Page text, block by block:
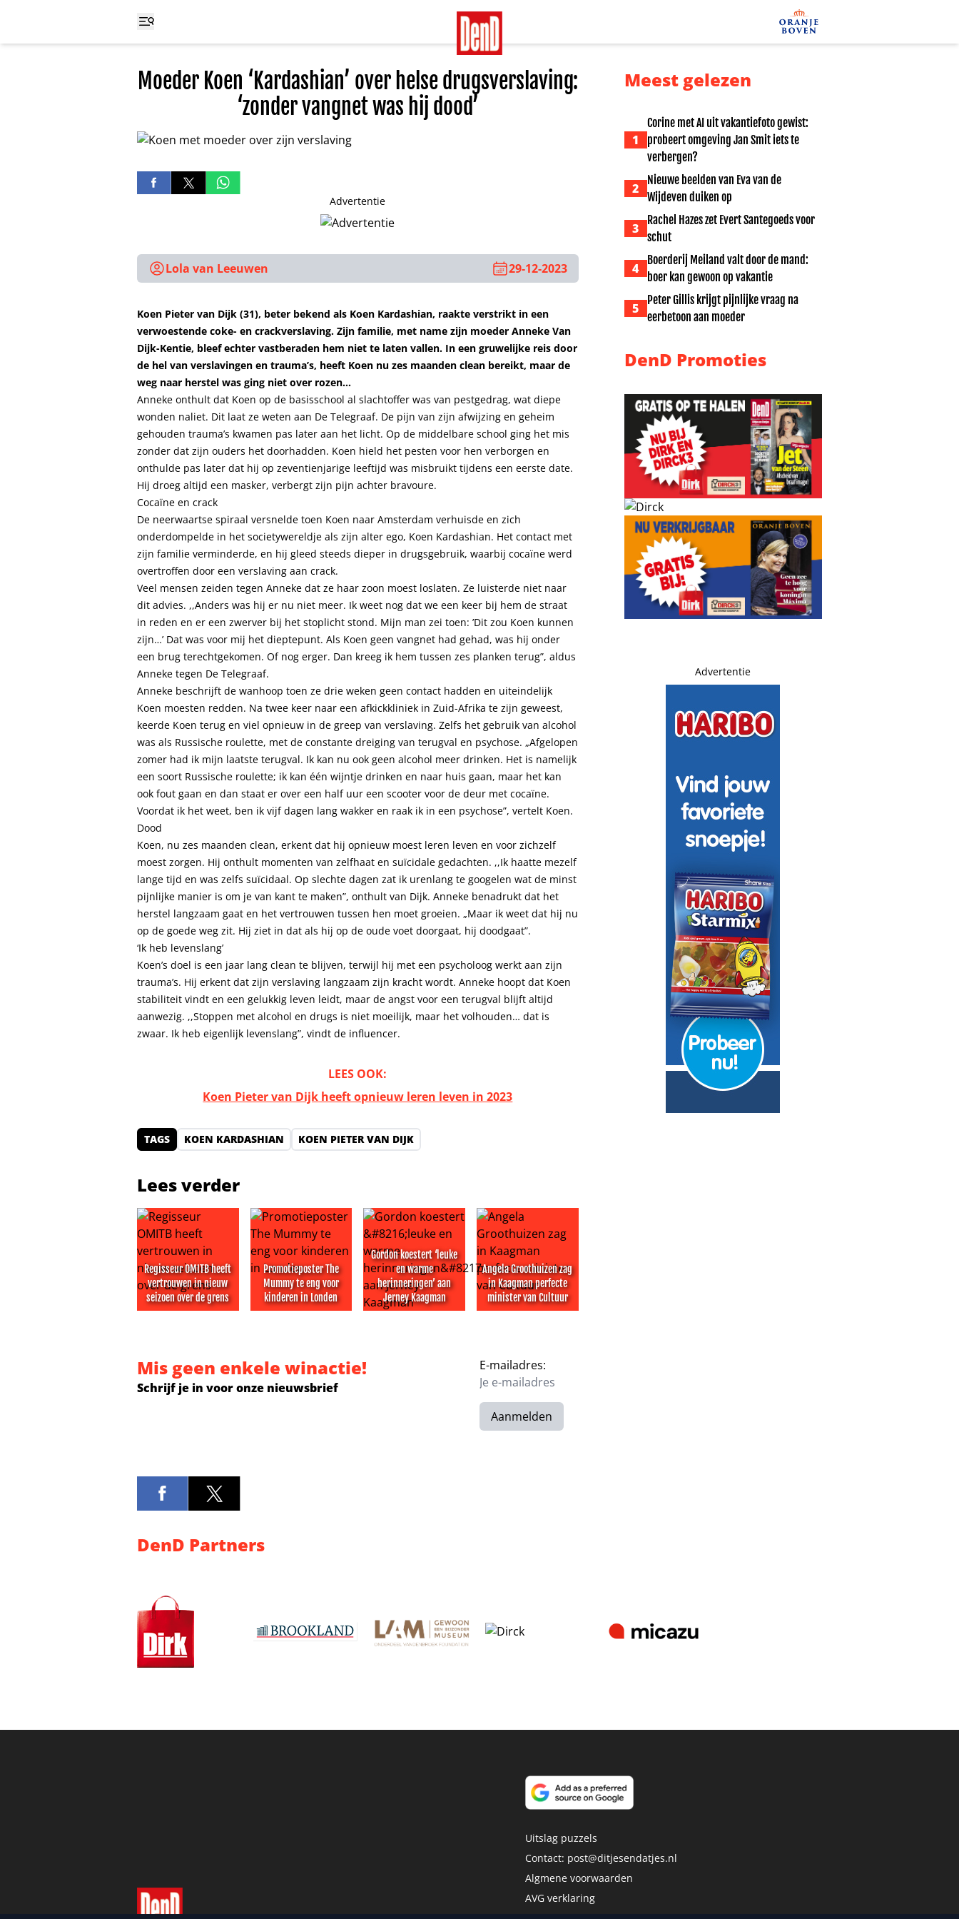
Moeder Koen ‘Kardashian’ over helse drugsverslaving:
‘zonder vangnet was hij dood’
Advertentie
Lola van Leeuwen 29-12-2023
Koen Pieter van Dijk (31), beter bekend als Koen Kardashian, raakte verstrikt in een
verwoestende coke- en crackverslaving. Zijn familie, met name zijn moeder Anneke Van
Dijk-Kentie, bleef echter vastberaden hem niet te laten vallen. In een gruwelijke reis door
de hel van verslavingen en trauma’s, heeft Koen nu zes maanden clean bereikt, maar de
weg naar herstel was ging niet over rozen…
Anneke onthult dat Koen op de basisschool al slachtoffer was van pestgedrag, wat diepe
wonden naliet. Dit laat ze weten aan De Telegraaf. De pijn van zijn afwijzing en geheim
gehouden trauma’s kwamen pas later aan het licht. Op de middelbare school ging het mis
zonder dat zijn ouders het doorhadden. Koen hield het pesten voor hen verborgen en
onthulde pas later dat hij op zeventienjarige leeftijd was misbruikt tijdens een eerste date.
Hij droeg altijd een masker, verbergt zijn pijn achter bravoure.
Cocaïne en crack
De neerwaartse spiraal versnelde toen Koen naar Amsterdam verhuisde en zich
onderdompelde in het societywereldje als zijn alter ego, Koen Kardashian. Het contact met
zijn familie verminderde, en hij gleed steeds dieper in drugsgebruik, waarbij cocaïne werd
overtroffen door een verslaving aan crack.
Veel mensen zeiden tegen Anneke dat ze haar zoon moest loslaten. Ze luisterde niet naar
dit advies. ,,Anders was hij er nu niet meer. Ik weet nog dat we een keer bij hem de straat
in reden en er een zwerver bij het stoplicht stond. Mijn man zei toen: ’Dit zou Koen kunnen
zijn…’ Dat was voor mij het dieptepunt. Als Koen geen vangnet had gehad, was hij onder
een brug terechtgekomen. Of nog erger. Dan kreeg ik hem tussen zes planken terug”, aldus
Anneke tegen De Telegraaf.
Anneke beschrijft de wanhoop toen ze drie weken geen contact hadden en uiteindelijk
Koen moesten redden. Na twee keer naar een afkickkliniek in Zuid-Afrika te zijn geweest,
keerde Koen terug en viel opnieuw in de greep van verslaving. Zelfs het gebruik van alcohol
was als Russische roulette, met de constante dreiging van terugval en psychose. „Afgelopen
zomer had ik mijn laatste terugval. Ik kan nu ook geen alcohol meer drinken. Het is namelijk
een soort Russische roulette; ik kan één wijntje drinken en naar huis gaan, maar het kan
ook fout gaan en dan staat er over een half uur een scooter voor de deur met cocaïne.
Voordat ik het weet, ben ik vijf dagen lang wakker en raak ik in een psychose”, vertelt Koen.
Dood
Koen, nu zes maanden clean, erkent dat hij opnieuw moest leren leven en voor zichzelf
moest zorgen. Hij onthult momenten van zelfhaat en suïcidale gedachten. ,,Ik haatte mezelf
lange tijd en was zelfs suïcidaal. Op slechte dagen zat ik urenlang te googelen wat de minst
pijnlijke manier is om je van kant te maken”, onthult van Dijk. Anneke benadrukt dat het
herstel langzaam gaat en het vertrouwen tussen hen moet groeien. „Maar ik weet dat hij nu
op de goede weg zit. Hij ziet in dat als hij op de oude voet doorgaat, hij doodgaat”.
‘Ik heb levenslang’
Koen’s doel is een jaar lang clean te blijven, terwijl hij met een psycholoog werkt aan zijn
trauma’s. Hij erkent dat zijn verslaving langzaam zijn kracht wordt. Anneke hoopt dat Koen
stabiliteit vindt en een gelukkig leven leidt, maar de angst voor een terugval blijft altijd
aanwezig. ,,Stoppen met alcohol en drugs is niet moeilijk, maar het volhouden… dat is
zwaar. Ik heb eigenlijk levenslang”, vindt de influencer.
LEES OOK:
Koen Pieter van Dijk heeft opnieuw leren leven in 2023
TAGS KOEN KARDASHIAN KOEN PIETER VAN DIJK
Lees verder
Regisseur OMITB heeft
vertrouwen in nieuw
seizoen over de grens
Promotieposter The
Mummy te eng voor
kinderen in Londen
Gordon koestert ‘leuke
en warme
herinneringen’ aan
Jerney Kaagman
Angela Groothuizen zag
in Kaagman perfecte
minister van Cultuur
Meest gelezen
1
Corine met AI uit vakantiefoto gewist:
probeert omgeving Jan Smit iets te
verbergen?
2
Nieuwe beelden van Eva van de
Wijdeven duiken op
3
Rachel Hazes zet Evert Santegoeds voor
schut
4
Boerderij Meiland valt door de mand:
boer kan gewoon op vakantie
5
Peter Gillis krijgt pijnlijke vraag na
eerbetoon aan moeder
DenD Promoties
Advertentie
Mis geen enkele winactie!
Schrijf je in voor onze nieuwsbrief
E-mailadres:
Aanmelden
DenD Partners
Uitslag puzzels
Contact: post@ditjesendatjes.nl
Algmene voorwaarden
AVG verklaring